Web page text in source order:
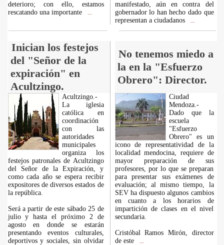
deterioro; con ello, estamos
rescatando una importante
manifestado, aún en contra del
gobernador lo han hecho dado que
representan a ciudadanos
Inician los festejos
del "Señor de la
expiración" en
Acultzingo.
No tenemos miedo a
la en la "Esfuerzo
Obrero": Director.
Acultzingo.-
La iglesia
católica en
coordinación
con las
autoridades
municipales
organiza los
festejos patronales de Acultzingo
del Señor de la Expiración, y
como cada año se espera recibir
expositores de diversos estados de
la república.
Será a partir de este sábado 25 de
julio y hasta el próximo 2 de
agosto en donde se estarán
presentando eventos culturales,
deportivos y sociales, sin olvidar
Ciudad
Mendoza.-
Dado que la
escuela
"Esfuerzo
Obrero" es un
icono de representatividad de la
localidad mendocina, requiere de
mayor preparación de sus
profesores, por lo que se preparan
para presentar sus exámenes de
evaluación; al mismo tiempo, la
SEV ha dispuesto algunos cambios
en cuanto a los horarios de
impartición de clases en el nivel
secundaria.
Cristóbal Ramos Mirón, director
de este